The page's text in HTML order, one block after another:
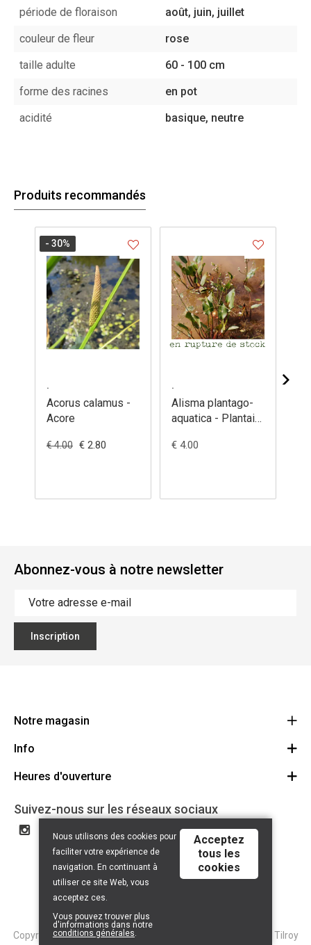
période de floraison
août, juin, juillet
couleur de fleur
rose
taille adulte
60 - 100 cm
forme des racines
en pot
acidité
basique, neutre
Produits recommandés
.
Acorus calamus -
Acore
€ 4.00 € 2.80
- 30%
.
Alisma plantago-
aquatica - Plantain
€ 4.00
Abonnez-vous à notre newsletter
Inscription
Notre magasin
Ecoflora
1500 Halle
32(0)2.361.77.61
BE 0886.319.484
Info
Offres d'emploi
Partenaires
Certificat bio
Droit de rétractation
Heures d'ouverture
Lundi: Fermé
Mardi: 09:00 - 17:00
Mercredi: 09:00 - 17:00
Jeudi: 09:00 - 17:00
Vendredi: 09:00 - 17:00
Dimanche: Fermé
Suivez-nous sur les réseaux sociaux
Copyright © 2026 Tilroy. All Rights Reserved | Powered By Tilroy
Nous utilisons des cookies pour
faciliter votre expérience de
navigation. En continuant à
utiliser ce site Web, vous
acceptez ces.
Vous pouvez trouver plus
d'informations dans notre
conditions générales.
Acceptez
tous les
cookies